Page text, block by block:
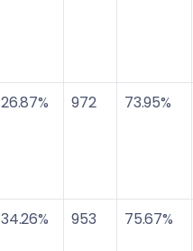
26.87% 972 73.95%
34.26% 953 75.67%